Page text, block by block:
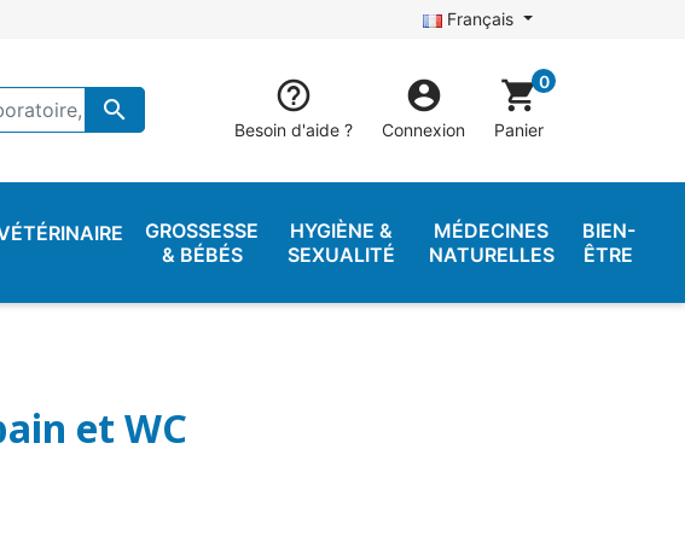
Français
 
Besoin d'aide ?

Connexion
shopping_cart0
Panier
GROSSESSE
& BÉBÉS
HYGIÈNE &
SEXUALITÉ
MÉDECINES
NATURELLES
BIEN-
ÊTRE
et WC